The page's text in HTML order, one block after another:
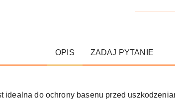
OPIS ZADAJ PYTANIE
idealna do ochrony basenu przed